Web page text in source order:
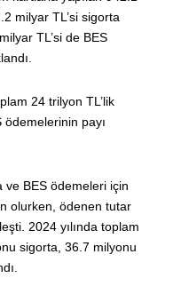
milyar TL’si sigorta
TL’si de BES
24 trilyon TL’lik
payı
ve BES ödemeleri için
olurken, ödenen tutar
2024 yılında toplam
sigorta, 36.7 milyonu